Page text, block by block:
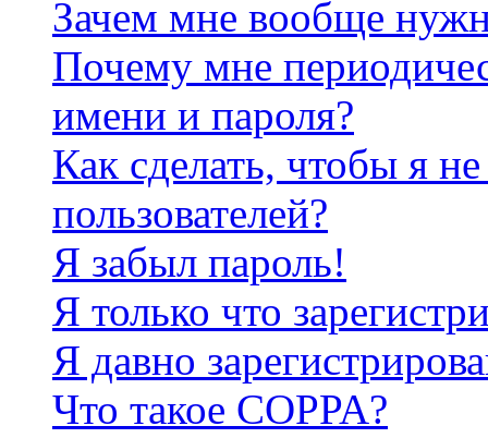
Зачем мне вообще
Почему мне
имени и пароля?
Как сделать, чтобы я
пользователей?
Я забыл пароль!
Я только что
Я давно
Что такое COPPA?